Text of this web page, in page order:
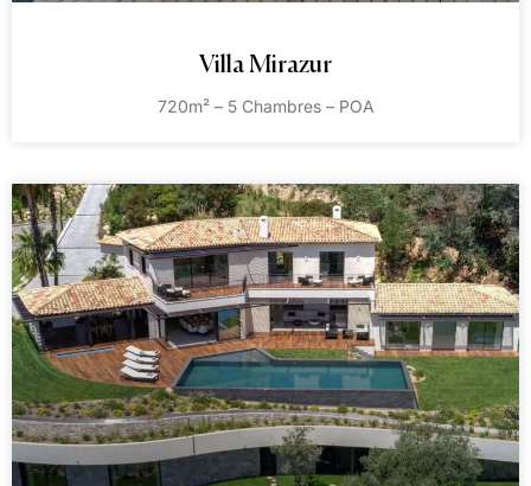
Villa Mirazur
720m² – 5 Chambres – POA